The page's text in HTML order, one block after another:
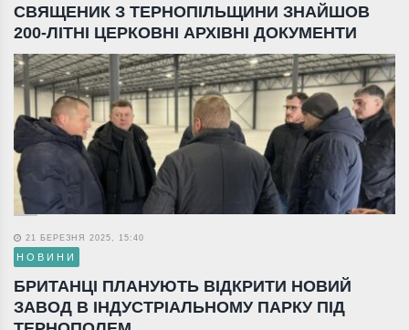
СВЯЩЕНИК З ТЕРНОПІЛЬЩИНИ ЗНАЙШОВ
200-ЛІТНІ ЦЕРКОВНІ АРХІВНІ ДОКУМЕНТИ
21 БЕРЕЗНЯ 2025, 15:40
НОВИНИ
БРИТАНЦІ ПЛАНУЮТЬ ВІДКРИТИ НОВИЙ
ЗАВОД В ІНДУСТРІАЛЬНОМУ ПАРКУ ПІД